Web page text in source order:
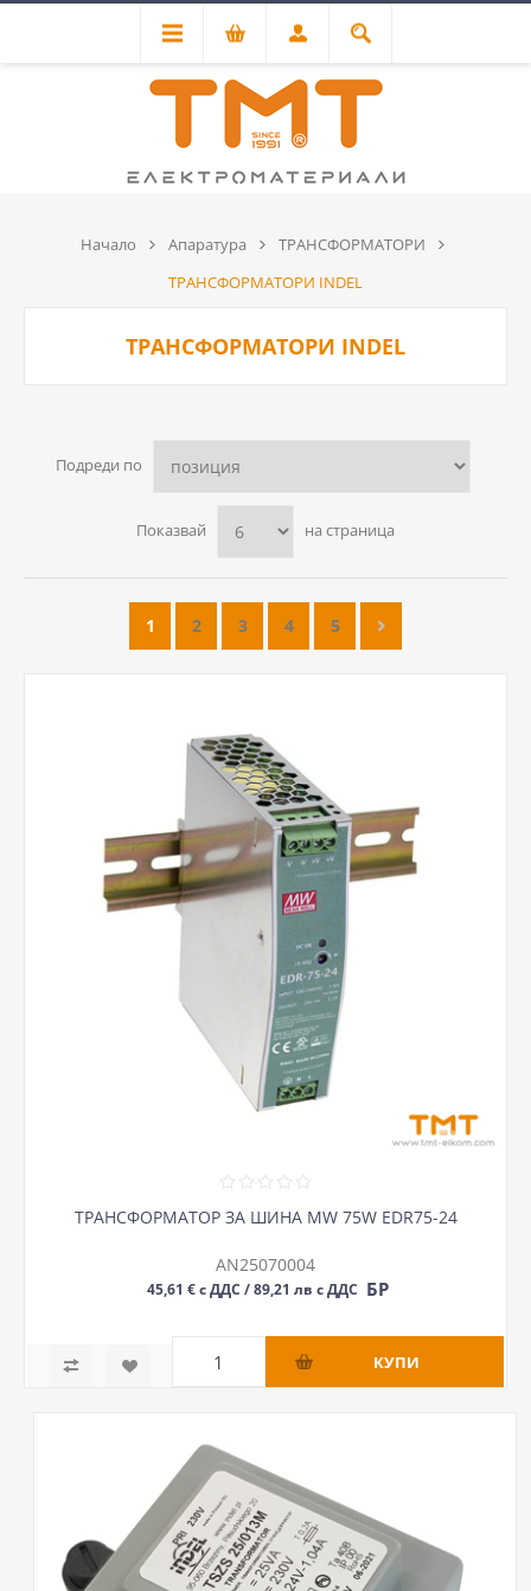
Начало Апаратура
ТРАНСФОРМАТОРИ
ТРАНСФОРМАТОРИ INDEL
ТРАНСФОРМАТОРИ INDEL
Подреди по
Показвай на страница
1 2 3 4 5
ТРАНСФОРМАТОР ЗА ШИНА MW 75W EDR75-24
AN25070004
45,61 € с ДДС / 89,21 лв с ДДС БР